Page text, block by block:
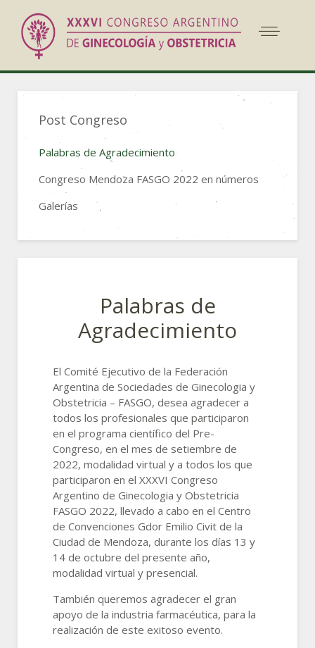
Palabras de
Agradecimiento
El Comité Ejecutivo de la Federación
Argentina de Sociedades de Ginecologia y
Obstetricia – FASGO, desea agradecer a
todos los profesionales que participaron
en el programa científico del Pre-
Congreso, en el mes de setiembre de
2022, modalidad virtual y a todos los que
participaron en el XXXVI Congreso
Argentino de Ginecologia y Obstetricia
FASGO 2022, llevado a cabo en el Centro
de Convenciones Gdor Emilio Civit de la
Ciudad de Mendoza, durante los días 13 y
14 de octubre del presente año,
modalidad virtual y presencial.
También queremos agradecer el gran
apoyo de la industria farmacéutica, para la
realización de este exitoso evento.
Post Congreso
Palabras de Agradecimiento
Congreso Mendoza FASGO 2022 en números
Galerías